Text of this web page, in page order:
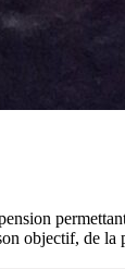
objectif, de la